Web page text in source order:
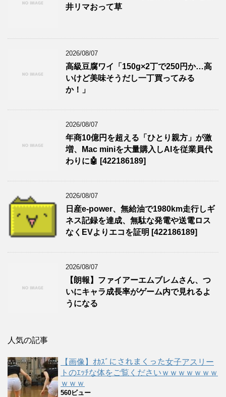
井リマおって草
2026/08/07
高級豆腐ワイ「150g×2丁で250円か…高
いけど美味そうだし一丁買ってみる
か！」
2026/08/07
年商10億円を超える「ひとり親方」が激
増、Mac miniを大量購入しAIを従業員代
わりに🤖 [422186189]
2026/08/07
日産e-power、無給油で1980km走行しギ
ネス記録を達成、無駄な発電や送電ロス
なくEVよりエコを証明 [422186189]
2026/08/07
【朗報】ファイアーエムブレムさん、つ
いにキャラ成長率がゲーム内で見れるよ
うになる
人気の記事
【画像】ｵｶｽﾞにされまくった女子アスリー
トのｴｯﾁな体をご覧くださいｗｗｗｗｗｗｗ
ｗｗｗ
560ビュー